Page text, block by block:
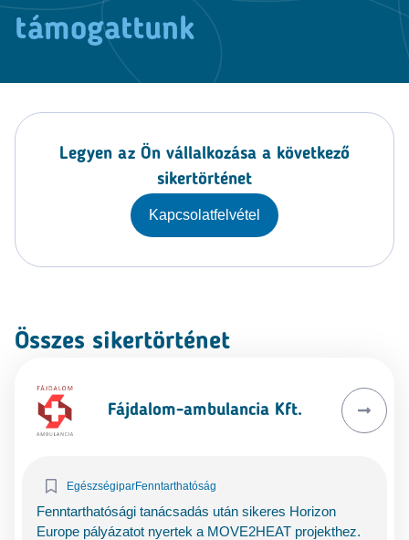
támogattunk
Legyen az Ön vállalkozása a következő
sikertörténet
Kapcsolatfelvétel
Összes sikertörténet
Fájdalom-ambulancia Kft.
EgészségiparFenntarthatóság
Fenntarthatósági tanácsadás után sikeres Horizon
Europe pályázatot nyertek a MOVE2HEAT projekthez.